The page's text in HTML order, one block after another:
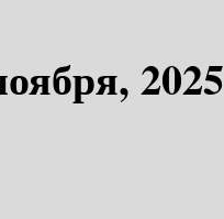
2025